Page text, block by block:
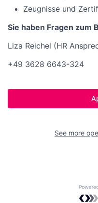
Zeugnisse und
Sie haben Fragen zum
Liza Reichel (HR
+49 3628 6643-324
See more